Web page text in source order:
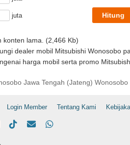
juta
konten lama. (2,466 Kb)
dealer mobil Mitsubishi Wonosobo
harga mobil serta promo
Jawa Tengah (Jateng) Wonosobo
Login Member Tentang Kami
TiktokEmailWhatsApp